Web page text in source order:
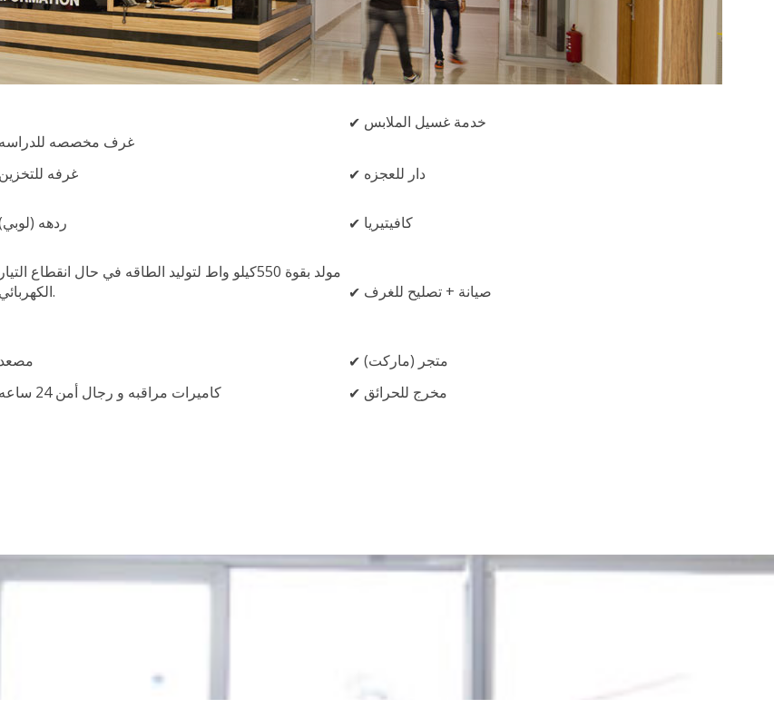
غرف مخصصه للدراسه
خدمة غسيل الملابس
غرفه للتخزين دار للعجزه
ردهه كافيتيريا
مولد بقوة 550كيلو واط لتوليد الطاقه في حال انقطاع التيار
الكهربائي.
صيانة + تصليح للغرف
مصعد
متجر (ماركت)
كاميرات مراقبه و رجال أمن 24 ساعه مخرج للحرائق